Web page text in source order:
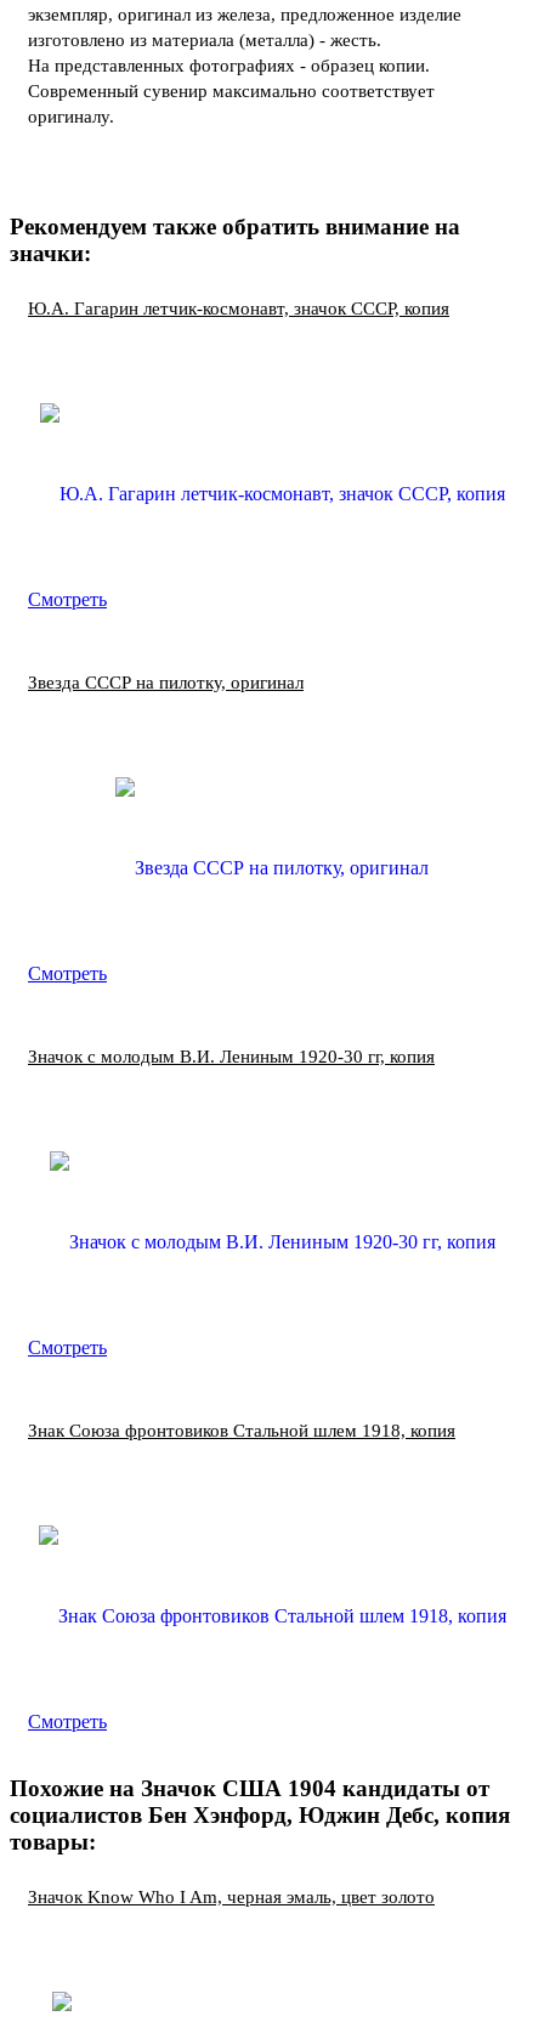
экземпляр, оригинал из железа, предложенное изделие
изготовлено из материала (металла) - жесть.
На представленных фотографиях - образец копии.
Современный сувенир максимально соответствует
оригиналу.
Рекомендуем также обратить внимание на
значки:
Ю.А. Гагарин летчик-космонавт, значок СССР, копия
Смотреть
Звезда СССР на пилотку, оригинал
Смотреть
Значок с молодым В.И. Лениным 1920-30 гг, копия
Смотреть
Знак Союза фронтовиков Стальной шлем 1918, копия
Смотреть
Похожие на Значок США 1904 кандидаты от
социалистов Бен Хэнфорд, Юджин Дебс, копия
товары:
Значок Know Who I Am, черная эмаль, цвет золото